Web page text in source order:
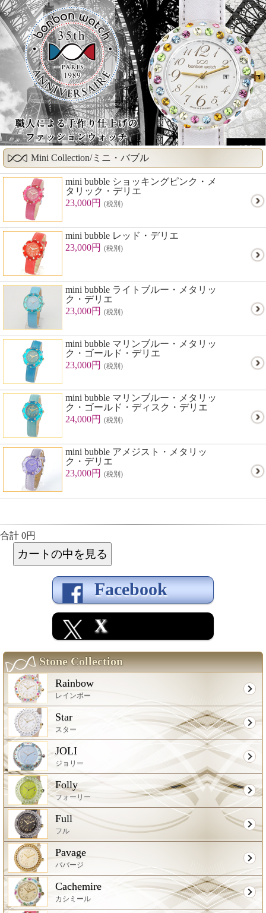
Mini Collection/ミニ・バブル
mini bubble ショッキングピンク・メ
タリック・デリエ
23,000円 (税別)
mini bubble レッド・デリエ
23,000円 (税別)
mini bubble ライトブルー・メタリッ
ク・デリエ
23,000円 (税別)
mini bubble マリンブルー・メタリッ
ク・ゴールド・デリエ
23,000円 (税別)
mini bubble マリンブルー・メタリッ
ク・ゴールド・ディスク・デリエ
24,000円 (税別)
mini bubble アメジスト・メタリッ
ク・デリエ
23,000円 (税別)
合計 0円
Facebook
X
Stone Collection
Rainbow
レインボー
Star
スター
JOLI
ジョリー
Folly
フォーリー
Full
フル
Pavage
パバージ
Cachemire
カシミール